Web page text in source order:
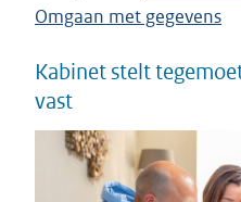
Omgaan met gegevens
Kabinet stelt
vast